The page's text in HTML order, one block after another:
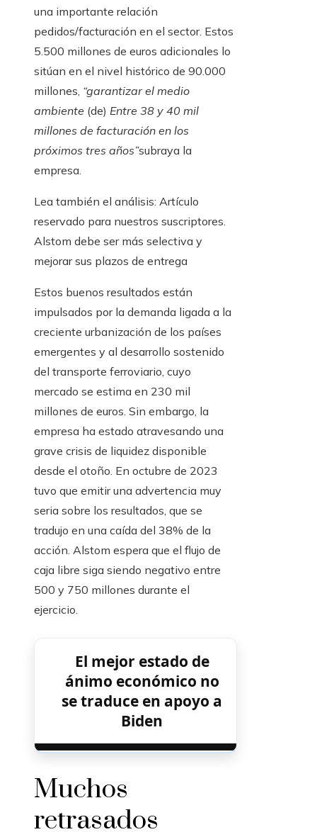
una importante relación
pedidos/facturación en el sector. Estos
5.500 millones de euros adicionales lo
sitúan en el nivel histórico de 90.000
millones, “garantizar el medio
ambiente (de) Entre 38 y 40 mil
millones de facturación en los
próximos tres años”subraya la
empresa.
Lea también el análisis: Artículo
reservado para nuestros suscriptores.
Alstom debe ser más selectiva y
mejorar sus plazos de entrega
Estos buenos resultados están
impulsados ​​por la demanda ligada a la
creciente urbanización de los países
emergentes y al desarrollo sostenido
del transporte ferroviario, cuyo
mercado se estima en 230 mil
millones de euros. Sin embargo, la
empresa ha estado atravesando una
grave crisis de liquidez disponible
desde el otoño. En octubre de 2023
tuvo que emitir una advertencia muy
seria sobre los resultados, que se
tradujo en una caída del 38% de la
acción. Alstom espera que el flujo de
caja libre siga siendo negativo entre
500 y 750 millones durante el
ejercicio.
El mejor estado de
ánimo económico no
se traduce en apoyo a
Biden
Muchos
retrasados